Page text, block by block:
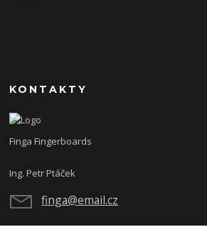
KONTAKTY
Finga Fingerboards
Ing. Petr Ptáček
finga@email.cz